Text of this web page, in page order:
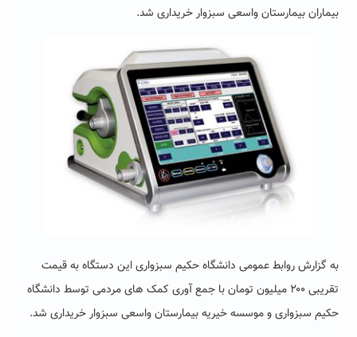
بیماران بیمارستان واسعی سبزوار خریداری شد.
به گزارش روابط عمومی دانشگاه حکیم سبزواری این دستگاه به قیمت
تقریبی ۲۰۰ میلیون تومان با جمع آوری کمک های مردمی توسط دانشگاه
حکیم سبزواری و موسسه خیریه بیمارستان واسعی سبزوار خریداری شد.